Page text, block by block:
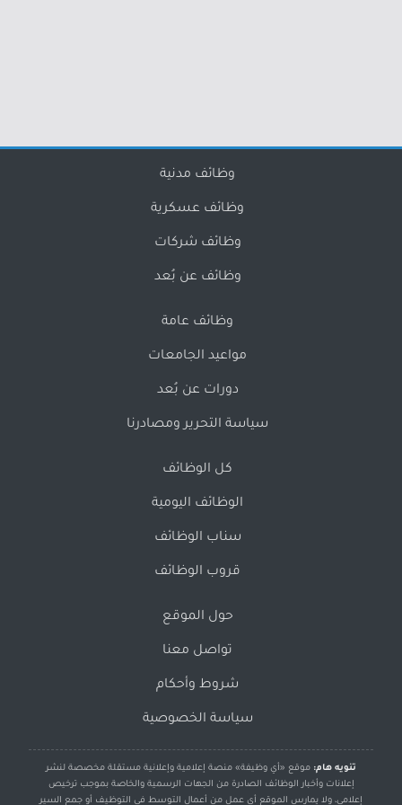
وظائف مدنية
وظائف عسكرية
وظائف شركات
وظائف عن بُعد
وظائف عامة
مواعيد الجامعات
دورات عن بُعد
سياسة التحرير ومصادرنا
كل الوظائف
الوظائف اليومية
سناب الوظائف
قروب الوظائف
حول الموقع
تواصل معنا
شروط وأحكام
سياسة الخصوصية
تنويه هام: موقع «أي وظيفة» منصة إعلامية وإعلانية مستقلة مخصصة لنشر
إعلانات وأخبار الوظائف الصادرة من الجهات الرسمية والخاصة بموجب ترخيص
إعلامي، ولا يمارس الموقع أي عمل من أعمال التوسط في التوظيف أو جمع السير